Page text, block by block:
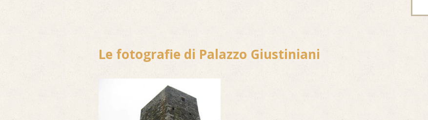
Le fotografie di Palazzo Giustiniani